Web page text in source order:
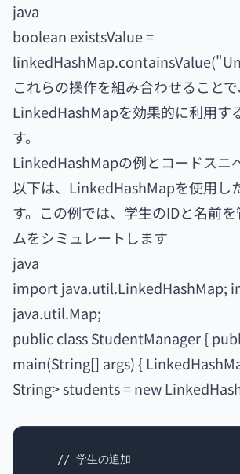
java
boolean existsValue =
これらの操作を組み合わせることで、
LinkedHashMapを効果的に利用す
す。
LinkedHashMapの例とコードスニ
以下は、LinkedHashMapを使用し
す。この例では、学生のIDと名前
ムをシミュレートします
java
import java.util.LinkedHashMap;
java.util.Map;
public class StudentManager {
main(String[] args) {
String> students = new
    // 学生の追加